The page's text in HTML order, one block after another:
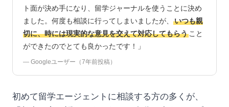
ト面が決め手になり、留学ジャーナルを使うことに決め
ました。何度も相談に行ってしまいましたが、
いつも親
切に、時には現実的な意見を交えて対応してもらうこと
ができたのでとても良かったです！」
— Googleユーザー（7年前投稿）
初めて留学エージェントに相談する方の多くが、